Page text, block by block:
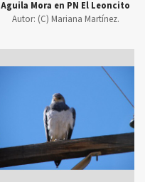
Aguila Mora en PN El Leoncito
Autor: (C) Mariana Martínez.